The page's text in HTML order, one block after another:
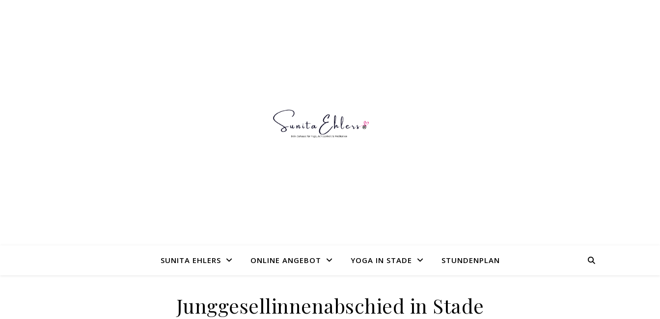
SUNITA EHLERS ONLINE ANGEBOT YOGA IN STADE STUNDENPLAN
Junggesellinnenabschied in Stade